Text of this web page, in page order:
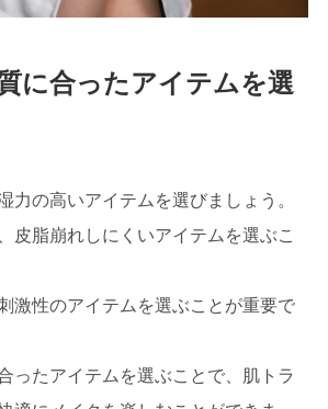
に合ったアイテムを選
力の高いアイテムを選びましょう。
皮脂崩れしにくいアイテムを選ぶこ
激性のアイテムを選ぶことが重要で
ったアイテムを選ぶことで、肌トラ